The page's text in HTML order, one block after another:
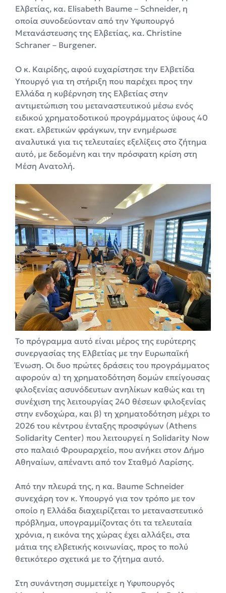
Ελβετίας, κα. Elisabeth Baume – Schneider, η
οποία συνοδεύονταν από την Υφυπουργό
Μετανάστευσης της Ελβετίας, κα. Christine
Schraner – Burgener.
Ο κ. Καιρίδης, αφού ευχαρίστησε την Ελβετίδα
Yπουργό για τη στήριξη που παρέχει προς την
Ελλάδα η κυβέρνηση της Ελβετίας στην
αντιμετώπιση του μεταναστευτικού μέσω ενός
ειδικού χρηματοδοτικού προγράμματος ύψους 40
εκατ. ελβετικών φράγκων, την ενημέρωσε
αναλυτικά για τις τελευταίες εξελίξεις στο ζήτημα
αυτό, με δεδομένη και την πρόσφατη κρίση στη
Μέση Ανατολή.
Το πρόγραμμα αυτό είναι μέρος της ευρύτερης
συνεργασίας της Ελβετίας με την Ευρωπαϊκή
Ένωση. Οι δυο πρώτες δράσεις του προγράμματος
αφορούν α) τη χρηματοδότηση δομών επείγουσας
φιλοξενίας ασυνόδευτων ανηλίκων καθώς και τη
συνέχιση της λειτουργίας 240 θέσεων φιλοξενίας
στην ενδοχώρα, και β) τη χρηματοδότηση μέχρι το
2026 του κέντρου ένταξης προσφύγων (Athens
Solidarity Center) που λειτουργεί η Solidarity Now
στο παλαιό Φρουραρχείο, που ανήκει στον Δήμο
Αθηναίων, απέναντι από τον Σταθμό Λαρίσης.
Από την πλευρά της, η κα. Baume Schneider
συνεχάρη τον κ. Υπουργό για τον τρόπο με τον
οποίο η Ελλάδα διαχειρίζεται το μεταναστευτικό
πρόβλημα, υπογραμμίζοντας ότι τα τελευταία
χρόνια, η εικόνα της χώρας έχει αλλάξει, στα
μάτια της ελβετικής κοινωνίας, προς το πολύ
θετικότερο σχετικά με το ζήτημα αυτό.
Στη συνάντηση συμμετείχε η Υφυπουργός